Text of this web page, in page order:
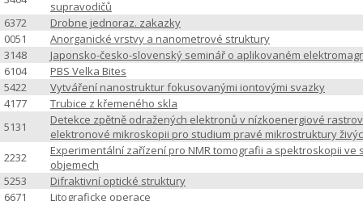
supravodičů
6372
Drobne jednoraz. zakazky
0051
Anorganické vrstvy a nanometrové struktury
3148
Japonsko-česko-slovenský seminář o aplikovaném
6104
PBS Velka Bites
5422
Vytváření nanostruktur fokusovanými iontovými svazky
4177
Trubice z křemeného skla
5131
Detekce zpětně odražených elektronů v nízkoenergiové
elektronové mikroskopii pro studium pravé mikrostruktury
2232
Experimentální zařízení pro NMR tomografii a spektroskopii ve
objemech
5253
Difraktivní optické struktury
6671
Litograficke operace